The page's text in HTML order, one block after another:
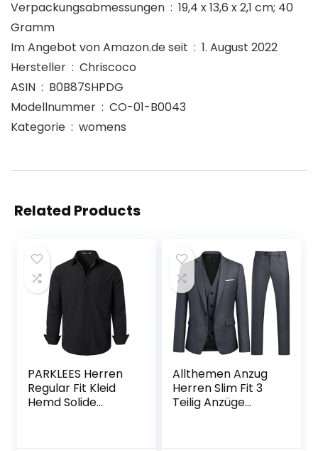
Verpackungsabmessungen ‏ : ‎ 19,4 x 13,6 x 2,1 cm; 40
Gramm
Im Angebot von Amazon.de seit ‏ : ‎ 1. August 2022
Hersteller ‏ : ‎ Chriscoco
ASIN ‏ : ‎ B0B87SHPDG
Modellnummer ‏ : ‎ CO-01-B0043
Kategorie ‏ : ‎ womens
Related Products
PARKLEES Herren
Regular Fit Kleid
Hemd Solide
Allthemen Anzug
Herren Slim Fit 3
Teilig Anzüge